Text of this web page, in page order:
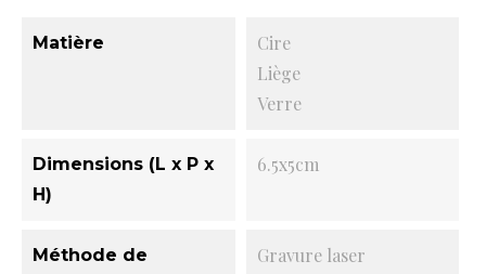
Matière
Cire
Liège
Verre
Dimensions (L x P x
H)
6.5x5cm
Méthode de
Gravure laser